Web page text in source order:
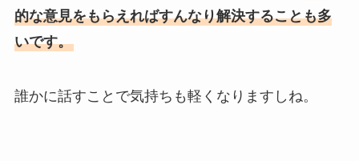
的な意見をもらえればすんなり解決することも多
いです。
誰かに話すことで気持ちも軽くなりますしね。